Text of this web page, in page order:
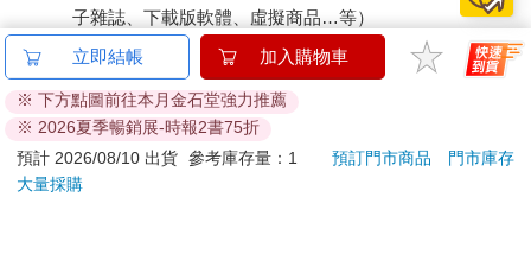
子雜誌、下載版軟體、虛擬商品…等）
已拆封之個人衛生用品。（如：內衣褲、刮鬍刀、除毛
刀…等）
若非上列種類商品，均享有到貨7天的猶豫期（含例假
日）。
辦理退換貨時，商品（組合商品恕無法接受單獨退貨）必須
是您收到商品時的原始狀態（包含商品本體、配件、贈品、
立即結帳 加入購物車
※ 下方點圖前往本月金石堂強力推薦
※ 2026夏季暢銷展-時報2書75折
預計 2026/08/10 出貨 參考庫存量：1 預訂門市商品
門市庫存
大量採購